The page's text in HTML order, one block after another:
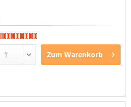
Zum Warenkorb